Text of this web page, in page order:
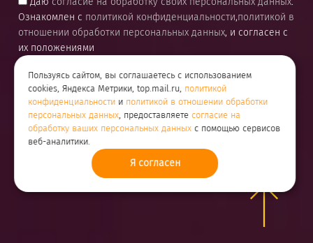
Пользуясь сайтом, вы соглашаетесь с использованием
cookies, Яндекса Метрики, top.mail.ru, политикой
конфиденциальности и политикой в отношении обработки
персональных данных, предоставляетесогласие на
обработку ваших персональных данных с помощью сервисов
веб-аналитики.
Я согласен
Ознакомлен с политикой конфиденциальности,политикой в
отношении обработки персональных данных, и согласен с
их положениями